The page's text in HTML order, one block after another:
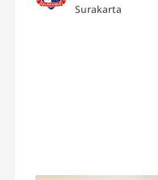
Surakarta